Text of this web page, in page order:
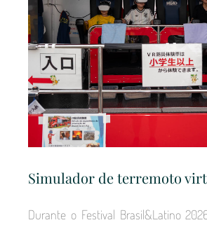
Simulador de terremoto
Durante o Festival Brasil&Latino